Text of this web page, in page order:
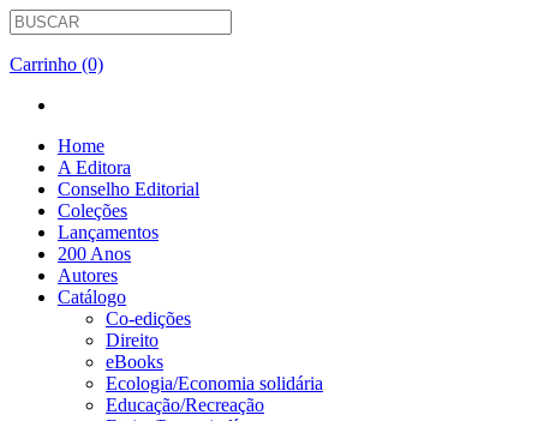
Carrinho (0)
Home
A Editora
Conselho Editorial
Coleções
Lançamentos
200 Anos
Autores
Catálogo
Co-edições
Direito
eBooks
Ecologia/Economia solidária
Educação/Recreação